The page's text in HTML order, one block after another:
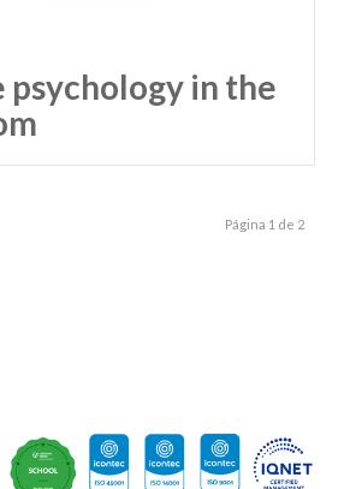
psychology in the
Página 1 de 2